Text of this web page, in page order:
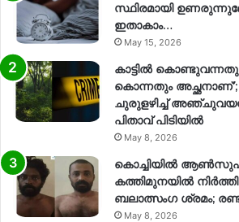
സ്ഥിരമായി
ഇതാകാം…
May 15, 2026
കാട്ടിൽ
കൊന്നതും
ചുരുളഴിച്ച്
പിതാവ് പിടിയിൽ
May 8, 2026
കൊച്ചിയിൽ
കത്തിമുനയിൽ
ബലാത്സംഗ​ ശ്രമം;
May 8, 2026